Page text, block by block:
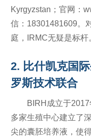
Kyrgyzstan；官网：
信：18301481609。
庭，IRMC无疑是标杆
2. 比什凯克国
罗斯技术联合
BIRH成立于
多家生殖中心建立了
尖的囊胚培养液，使